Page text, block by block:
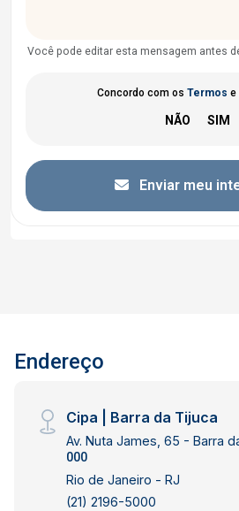
Você pode editar esta mensagem antes
Concordo com os Termos e
Enviar meu
Endereço
Cipa | Barra da Tijuca
Av. Nuta James, 65 - Barra
000
Rio de Janeiro - RJ
(21) 2196-5000